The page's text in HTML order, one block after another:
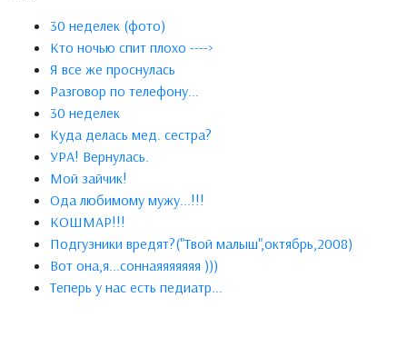
30 неделек (фото)
Кто ночью спит плохо ---->
Я все же проснулась
Разговор по телефону...
30 неделек
Куда делась мед. сестра?
УРА! Вернулась.
Мой зайчик!
Ода любимому мужу...!!!
КОШМАР!!!
Подгузники вредят?("Твой малыш",октябрь,2008)
Вот она,я...соннаяяяяяяя )))
Теперь у нас есть педиатр...